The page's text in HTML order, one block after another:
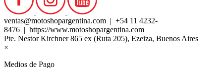
ventas@motoshopargentina.com | +54 11 4232-
8476 | https://www.motoshopargentina.com
Pte. Nestor Kirchner 865 ex (Ruta 205), Ezeiza, Buenos Aires
×
Medios de Pago